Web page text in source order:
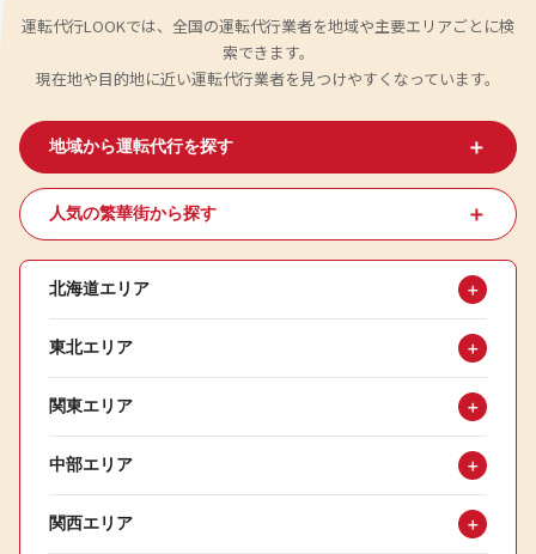
運転代行LOOKでは、全国の運転代行業者を地域や主要エリアごとに検
索できます。
現在地や目的地に近い運転代行業者を見つけやすくなっています。
地域から運転代行を探す ＋
人気の繁華街から探す ＋
北海道エリア ＋
東北エリア ＋
関東エリア ＋
中部エリア ＋
関西エリア ＋